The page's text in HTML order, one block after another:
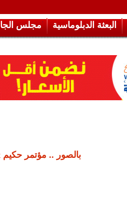
البعثة الدبلوماسية مجلس
بالصور .. مؤتمر حكيم x الكويت